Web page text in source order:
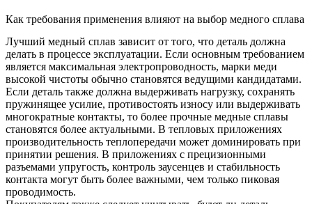
Как требования применения влияют на выбор медного сплава
Лучший медный сплав зависит от того, что деталь должна
делать в процессе эксплуатации. Если основным требованием
является максимальная электропроводность, марки меди
высокой чистоты обычно становятся ведущими кандидатами.
Если деталь также должна выдерживать нагрузку, сохранять
пружинящее усилие, противостоять износу или выдерживать
многократные контакты, то более прочные медные сплавы
становятся более актуальными. В тепловых приложениях
производительность теплопередачи может доминировать при
принятии решения. В приложениях с прецизионными
разъемами упругость, контроль заусенцев и стабильность
контакта могут быть более важными, чем только пиковая
проводимость.